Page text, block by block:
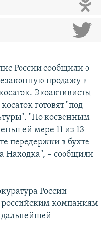
России сообщили о
продажу в
Экоактивисты
готовят "под
"По косвенным
мере 11 из 13
передержки в бухте
Находка", – сообщили
России
российским компаниям
дальнейшей